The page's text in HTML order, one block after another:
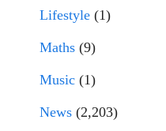
Lifestyle (1)
Maths (9)
Music (1)
News (2,203)